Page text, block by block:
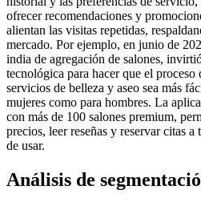
ofrecer recomendaciones y
alientan las visitas repetidas,
mercado. Por ejemplo, en junio de
india de agregación de salones,
tecnológica para hacer que el proceso
servicios de belleza y aseo sea más
mujeres como para hombres. La
con más de 100 salones premium,
precios, leer reseñas y reservar citas
de usar.
Análisis de